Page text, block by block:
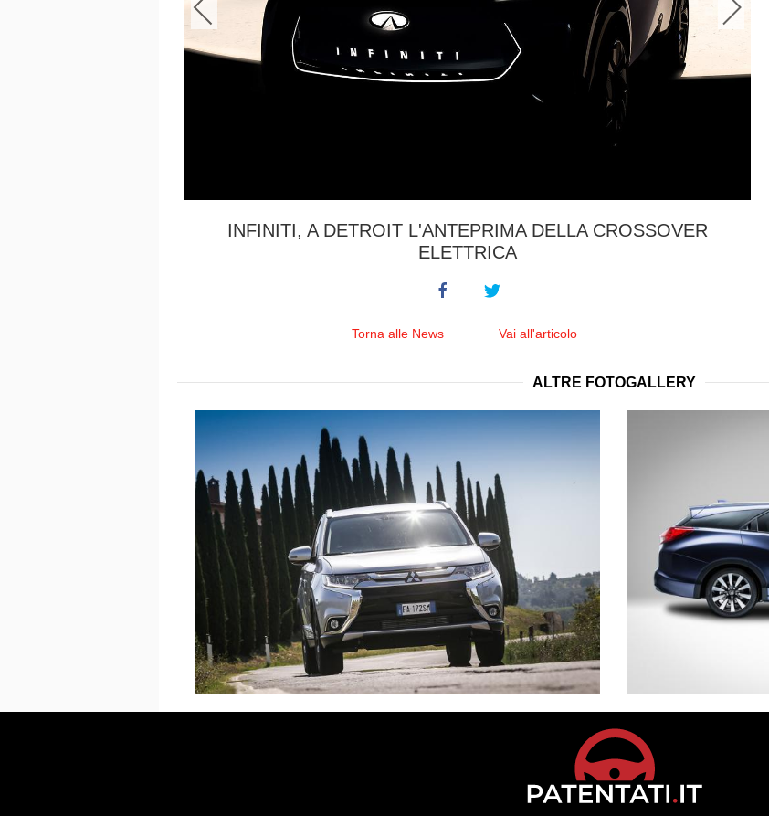
INFINITI, A DETROIT L'ANTEPRIMA DELLA CROSSOVER
ELETTRICA
Torna alle News Vai all'articolo
ALTRE FOTOGALLERY